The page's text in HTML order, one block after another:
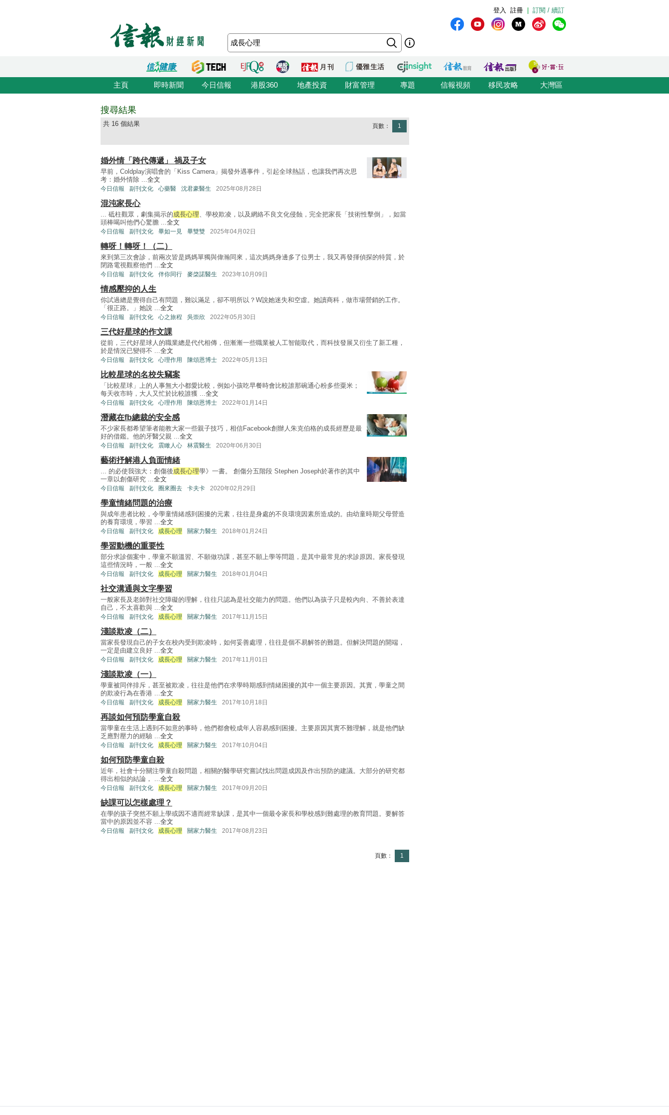
訂閱 / 續訂
註冊
登入
主頁 即時新聞 今日信報 港股360 地產投資 財富管理 專題 信報視頻 移民攻略 大灣區
搜尋結果
共 16 個結果 頁數： 1
婚外情「跨代傳遞」 禍及子女
早前，Coldplay演唱會的「Kiss Camera」揭發外遇事件，引起全球熱話，也讓我們再次思
考：婚外情除 ...全文
今日信報 副刊文化 心藥醫 沈君豪醫生 2025年08月28日
混沌家長心
... 砥柱觀眾，劇集揭示的成長心理、學校欺凌，以及網絡不良文化侵蝕，完全把家長「技術性擊倒」，如當
頭棒喝叫他們心驚膽 ...全文
今日信報 副刊文化 畢如一見 畢雙雙 2025年04月02日
轉呀！轉呀！（二）
來到第三次會診，前兩次皆是媽媽單獨與偉瀚同來，這次媽媽身邊多了位男士，我又再發揮偵探的特質，於
閉路電視觀察他們 ...全文
今日信報 副刊文化 伴你同行 麥棨諾醫生 2023年10月09日
情感壓抑的人生
你試過總是覺得自己有問題，難以滿足，卻不明所以？W說她迷失和空虛。她讀商科，做市場營銷的工作。
「很正路。」她說 ...全文
今日信報 副刊文化 心之旅程 吳崇欣 2022年05月30日
三代好星球的作文課
從前，三代好星球人的職業總是代代相傳，但漸漸一些職業被人工智能取代，而科技發展又衍生了新工種，
於是情況已變得不 ...全文
今日信報 副刊文化 心理作用 陳頌恩博士 2022年05月13日
比較星球的名校失竊案
「比較星球」上的人事無大小都愛比較，例如小孩吃早餐時會比較誰那碗通心粉多些粟米；
每天收市時，大人又忙於比較誰獲 ...全文
今日信報 副刊文化 心理作用 陳頌恩博士 2022年01月14日
潛藏在fb總裁的安全感
不少家長都希望筆者能教大家一些親子技巧，相信Facebook創辦人朱克伯格的成長經歷是最
好的借鑑。他的牙醫父親 ...全文
今日信報 副刊文化 震瞰人心 林震醫生 2020年06月30日
藝術抒解港人負面情緒
... 的必使我強大：創傷後成長心理學》一書。 創傷分五階段 Stephen Joseph於著作的其中
一章以創傷研究 ...全文
今日信報 副刊文化 圈來圈去 卡夫卡 2020年02月29日
學童情緒問題的治療
與成年患者比較，令學童情緒感到困擾的元素，往往是身處的不良環境因素所造成的。由幼童時期父母營造
的養育環境，學習 ...全文
今日信報 副刊文化 成長心理 關家力醫生 2018年01月24日
學習動機的重要性
部分求診個案中，學童不願溫習、不願做功課，甚至不願上學等問題，是其中最常見的求診原因。家長發現
這些情況時，一般 ...全文
今日信報 副刊文化 成長心理 關家力醫生 2018年01月04日
社交溝通與文字學習
一般家長及老師對社交障礙的理解，往往只認為是社交能力的問題。他們以為孩子只是較內向、不善於表達
自己，不太喜歡與 ...全文
今日信報 副刊文化 成長心理 關家力醫生 2017年11月15日
淺談欺凌（二）
當家長發現自己的子女在校內受到欺凌時，如何妥善處理，往往是個不易解答的難題。但解決問題的開端，
一定是由建立良好 ...全文
今日信報 副刊文化 成長心理 關家力醫生 2017年11月01日
淺談欺凌（一）
學童被同伴排斥，甚至被欺凌，往往是他們在求學時期感到情緒困擾的其中一個主要原因。其實，學童之間
的欺凌行為在香港 ...全文
今日信報 副刊文化 成長心理 關家力醫生 2017年10月18日
再談如何預防學童自殺
當學童在生活上遇到不如意的事時，他們都會較成年人容易感到困擾。主要原因其實不難理解，就是他們缺
乏應對壓力的經驗 ...全文
今日信報 副刊文化 成長心理 關家力醫生 2017年10月04日
如何預防學童自殺
近年，社會十分關注學童自殺問題，相關的醫學研究嘗試找出問題成因及作出預防的建議。大部分的研究都
得出相似的結論， ...全文
今日信報 副刊文化 成長心理 關家力醫生 2017年09月20日
缺課可以怎樣處理？
在學的孩子突然不願上學或因不適而經常缺課，是其中一個最令家長和學校感到難處理的教育問題。要解答
當中的原因並不容 ...全文
今日信報 副刊文化 成長心理 關家力醫生 2017年08月23日
頁數： 1